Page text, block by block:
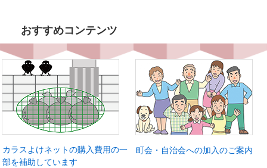
おすすめコンテンツ
カラスよけネットの購入費用の一
部を補助しています
町会・自治会への加入のご案内